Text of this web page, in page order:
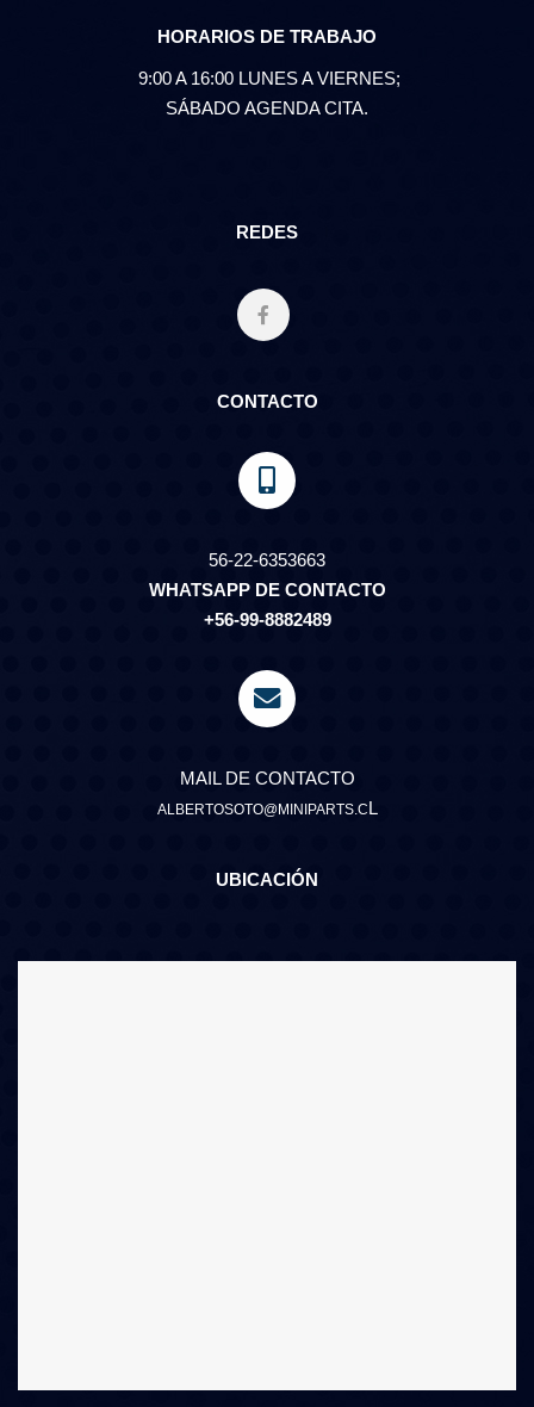
HORARIOS DE TRABAJO
9:00 A 16:00 LUNES A VIERNES;
SÁBADO AGENDA CITA.
REDES
CONTACTO
56-22-6353663
WHATSAPP DE CONTACTO
+56-99-8882489
MAIL DE CONTACTO
ALBERTOSOTO@MINIPARTS.CL
UBICACIÓN